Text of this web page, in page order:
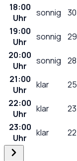
18:00
Uhr
sonnig 30
19:00
Uhr
sonnig 29
20:00
Uhr
sonnig 28
21:00
Uhr
klar 25
22:00
Uhr
klar 23
23:00
Uhr
klar 22